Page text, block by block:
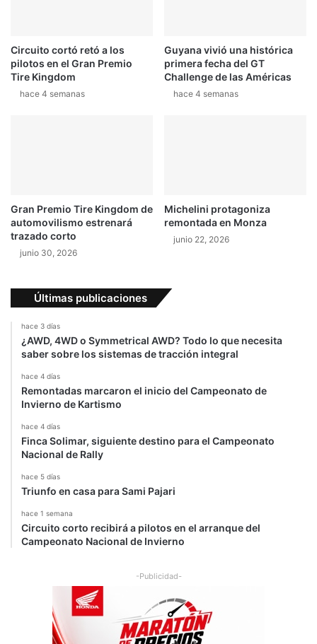
e
l
s
c
l
f
Circuito cortó retó a los
pilotos en el Gran Premio
Tire Kingdom
hace 4 semanas
Guyana vivió una histórica
primera fecha del GT
Challenge de las Américas
hace 4 semanas
Gran Premio Tire Kingdom de
automovilismo estrenará
trazado corto
junio 30, 2026
Michelini protagoniza
remontada en Monza
junio 22, 2026
Últimas publicaciones
hace 3 días
¿AWD, 4WD o Symmetrical AWD? Todo lo que necesita
saber sobre los sistemas de tracción integral
hace 4 días
Remontadas marcaron el inicio del Campeonato de
Invierno de Kartismo
hace 4 días
Finca Solimar, siguiente destino para el Campeonato
Nacional de Rally
hace 5 días
Triunfo en casa para Sami Pajari
hace 1 semana
Circuito corto recibirá a pilotos en el arranque del
Campeonato Nacional de Invierno
-Publicidad-